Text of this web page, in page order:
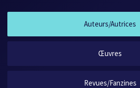
Auteurs/Autrices
Œuvres
Revues/Fanzines